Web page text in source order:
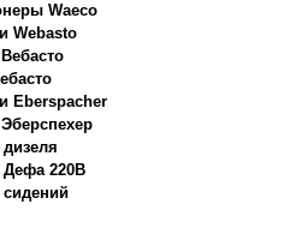
Waeco
Webasto
Eberspacher
Дефа 220В
сидений